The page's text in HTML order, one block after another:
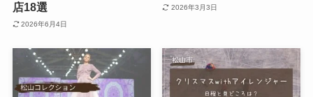
店18選
2026年6月4日
2026年3月3日